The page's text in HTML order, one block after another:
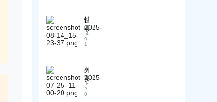
险
条
款
的
！
讲
解
—
—
本
文
，
开
中
常
犯
的
有
哪
些
？
+
人
工
智
取
，
提
快
收
藏
！
人
常
用
的
阅
读
:4
0
1
外
贸
客
户
阅
读
:8
2
0